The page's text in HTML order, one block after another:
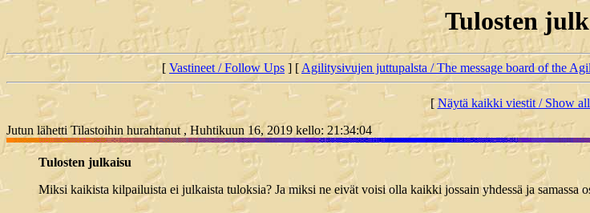
Tulosten
[ Vastineet / Follow Ups ] [Agilitysivujen juttupalsta / The message board of the
[Näytä kaikki viestit / Show all
Jutun lähetti Tilastoihin hurahtanut , Huhtikuun 16, 2019 kello: 21:34:04
Tulosten julkaisu
Miksi kaikista kilpailuista ei julkaista tuloksia? Ja miksi ne eivät voisi olla kaikki jossain yhdessä ja samassa